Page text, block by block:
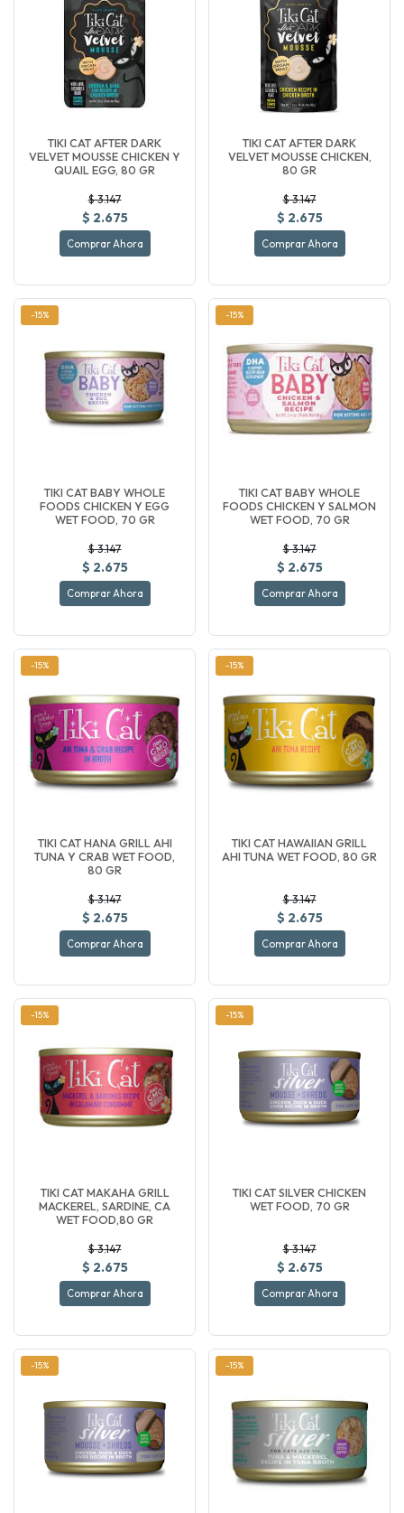
TIKI CAT AFTER DARK
VELVET MOUSSE CHICKEN Y
QUAIL EGG, 80 GR
$ 3.147
$ 2.675
Comprar Ahora
TIKI CAT AFTER DARK
VELVET MOUSSE CHICKEN,
80 GR
$ 3.147
$ 2.675
Comprar Ahora
-15%
TIKI CAT BABY WHOLE
FOODS CHICKEN Y EGG
WET FOOD, 70 GR
$ 3.147
$ 2.675
Comprar Ahora
-15%
TIKI CAT BABY WHOLE
FOODS CHICKEN Y SALMON
WET FOOD, 70 GR
$ 3.147
$ 2.675
Comprar Ahora
-15%
TIKI CAT HANA GRILL AHI
TUNA Y CRAB WET FOOD,
80 GR
$ 3.147
$ 2.675
Comprar Ahora
-15%
TIKI CAT HAWAIIAN GRILL
AHI TUNA WET FOOD, 80 GR
$ 3.147
$ 2.675
Comprar Ahora
-15%
TIKI CAT MAKAHA GRILL
MACKEREL, SARDINE, CA
WET FOOD,80 GR
$ 3.147
$ 2.675
Comprar Ahora
-15%
TIKI CAT SILVER CHICKEN
WET FOOD, 70 GR
$ 3.147
$ 2.675
Comprar Ahora
-15% -15%